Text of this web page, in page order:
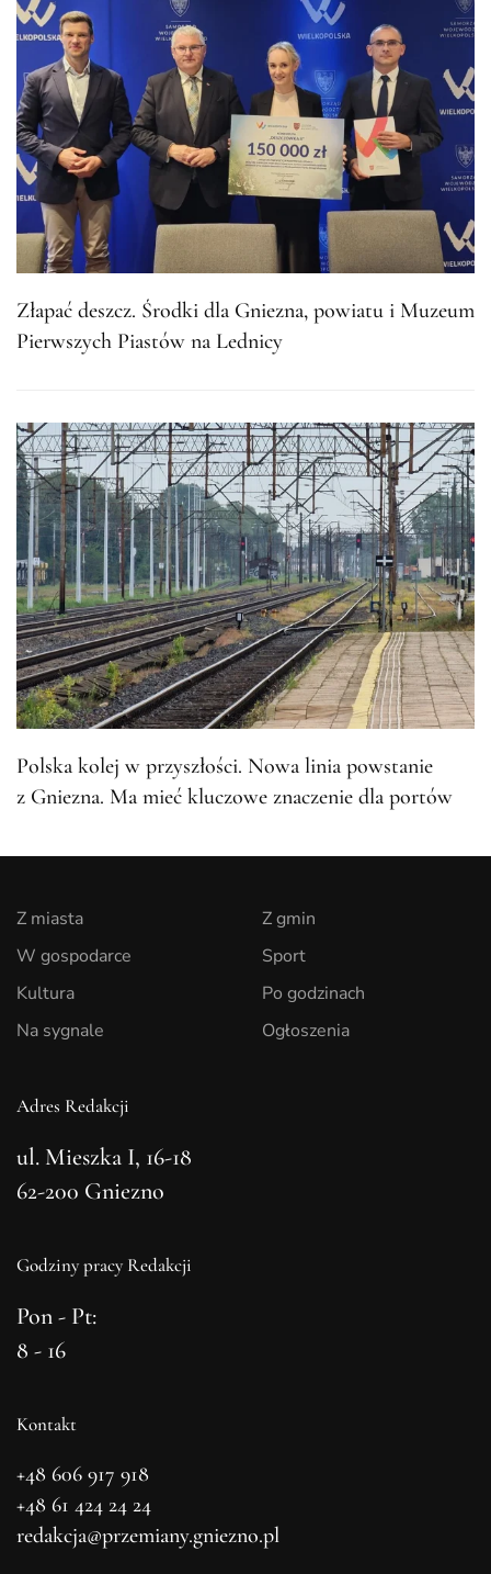
Złapać deszcz. Środki dla Gniezna, powiatu i Muzeum
Pierwszych Piastów na Lednicy
Polska kolej w przyszłości. Nowa linia powstanie
z Gniezna. Ma mieć kluczowe znaczenie dla portów
Z miasta
W gospodarce
Kultura
Na sygnale
Z gmin
Sport
Po godzinach
Ogłoszenia
Adres Redakcji
ul. Mieszka I, 16-18
62-200 Gniezno
Godziny pracy Redakcji
Pon - Pt:
8 - 16
Kontakt
+48 606 917 918
+48 61 424 24 24
redakcja@przemiany.gniezno.pl